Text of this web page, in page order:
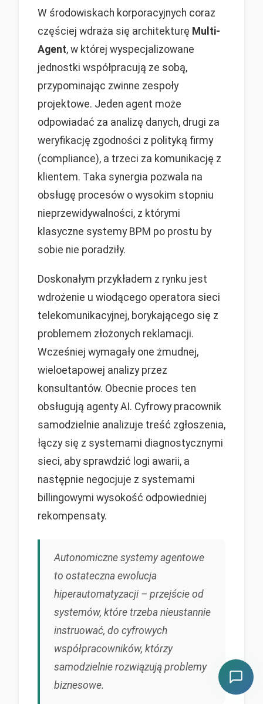
W środowiskach korporacyjnych coraz
częściej wdraża się architekturę Multi-
Agent, w której wyspecjalizowane
jednostki współpracują ze sobą,
przypominając zwinne zespoły
projektowe. Jeden agent może
odpowiadać za analizę danych, drugi za
weryfikację zgodności z polityką firmy
(compliance), a trzeci za komunikację z
klientem. Taka synergia pozwala na
obsługę procesów o wysokim stopniu
nieprzewidywalności, z którymi
klasyczne systemy BPM po prostu by
sobie nie poradziły.
Doskonałym przykładem z rynku jest
wdrożenie u wiodącego operatora sieci
telekomunikacyjnej, borykającego się z
problemem złożonych reklamacji.
Wcześniej wymagały one żmudnej,
wieloetapowej analizy przez
konsultantów. Obecnie proces ten
obsługują agenty AI. Cyfrowy pracownik
samodzielnie analizuje treść zgłoszenia,
łączy się z systemami diagnostycznymi
sieci, aby sprawdzić logi awarii, a
następnie negocjuje z systemami
billingowymi wysokość odpowiedniej
rekompensaty.
Autonomiczne systemy agentowe
to ostateczna ewolucja
hiperautomatyzacji – przejście od
systemów, które trzeba nieustannie
instruować, do cyfrowych
współpracowników, którzy
samodzielnie rozwiązują problemy
biznesowe.